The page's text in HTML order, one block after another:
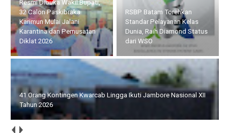
RSBP Batam Torehkan
Standar Pelayanan Kelas
Dunia, Raih Diamond Status
dari WSO
41 Orang Kontingen
Kwarcab Lingga Ikuti
Jambore Nasional XII Tahun
2026
Siswinya Terpilih Ikuti ISLT, Yayasan SMA Swasta Panti Budaya
Kisaran Audensi dengan Bupati Asahan